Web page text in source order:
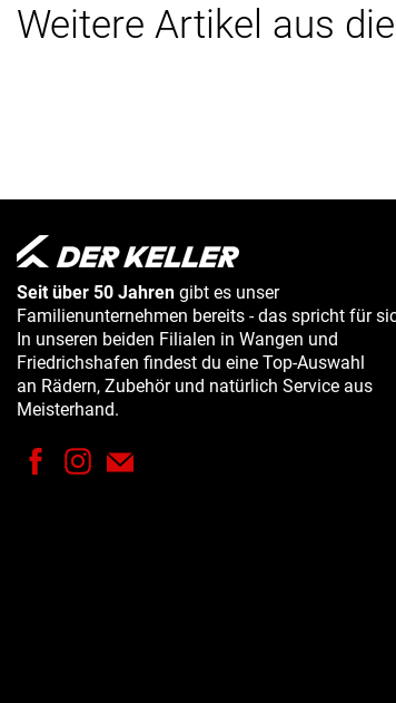
Weitere Artikel aus
Seit über 50 Jahren gibt es unser
Familienunternehmen bereits - das spricht für
In unseren beiden Filialen in Wangen und
Friedrichshafen findest du eine Top-Auswahl
an Rädern, Zubehör und natürlich Service aus
Meisterhand.